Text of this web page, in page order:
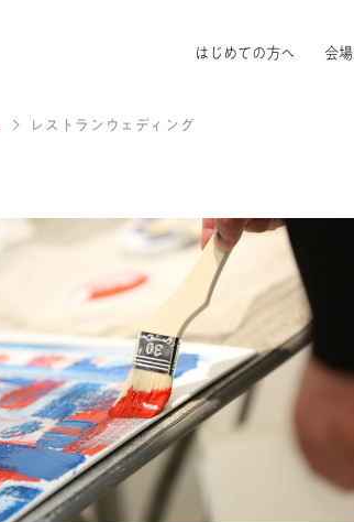
はじめての方へ 会
レストランウェディング